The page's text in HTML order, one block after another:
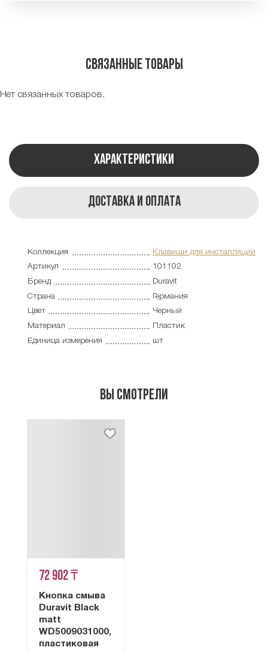
Связанные товары
Нет связанных товаров.
Характеристики
Доставка и оплата
Коллекция
Клавиши для инсталляций
Артикул
101102
Бренд
Duravit
Страна
Германия
Цвет
Черный
Материал
Пластик
Единица измерения
шт
Вы смотрели
72 902 ₸
Кнопка смыва
Duravit Black
matt
WD5009031000,
пластиковая